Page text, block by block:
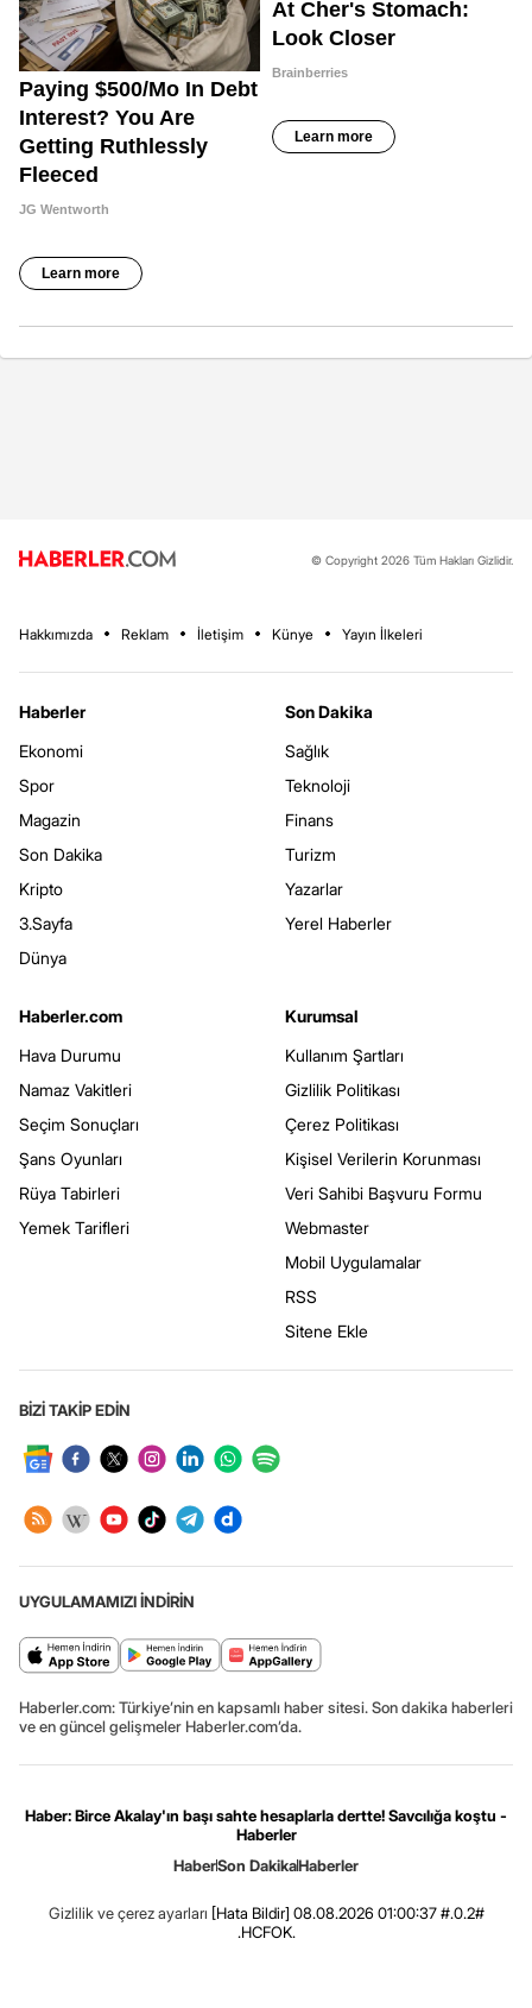
© Copyright 2026 Tüm Hakları Gizlidir.
Hakkımızda Reklam İletişim Künye Yayın İlkeleri
Haberler
Ekonomi
Spor
Magazin
Son Dakika
Kripto
3.Sayfa
Dünya
Son Dakika
Sağlık
Teknoloji
Finans
Turizm
Yazarlar
Yerel Haberler
Haberler.com
Hava Durumu
Namaz Vakitleri
Seçim Sonuçları
Şans Oyunları
Rüya Tabirleri
Yemek Tarifleri
Kurumsal
Kullanım Şartları
Gizlilik Politikası
Çerez Politikası
Kişisel Verilerin Korunması
Veri Sahibi Başvuru Formu
Webmaster
Mobil Uygulamalar
RSS
Sitene Ekle
BİZİ TAKİP EDİN
UYGULAMAMIZI İNDİRİN
Haberler.com: Türkiye’nin en kapsamlı haber sitesi. Son dakika haberleri
ve en güncel gelişmeler Haberler.com’da.
Haber: Birce Akalay'ın başı sahte hesaplarla dertte! Savcılığa koştu -
Haberler
HaberSon DakikaHaberler
Gizlilik ve çerez ayarları [Hata Bildir] 08.08.2026 01:00:37 #.0.2#
.HCFOK.